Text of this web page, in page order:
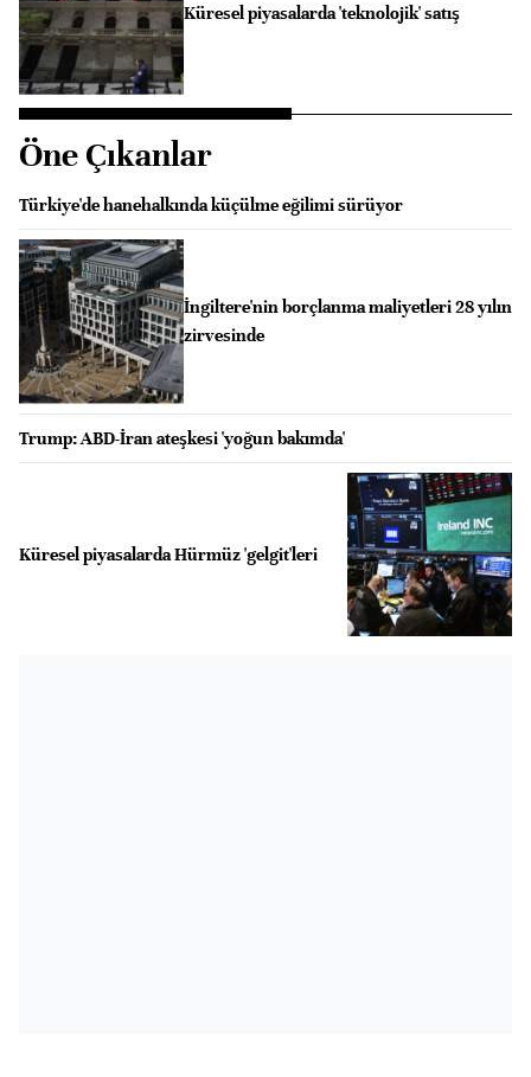
Küresel piyasalarda 'teknolojik' satış
Öne Çıkanlar
Türkiye'de hanehalkında küçülme eğilimi sürüyor
İngiltere'nin borçlanma maliyetleri 28 yılın
zirvesinde
Trump: ABD-İran ateşkesi 'yoğun bakımda'
Küresel piyasalarda Hürmüz 'gelgit'leri